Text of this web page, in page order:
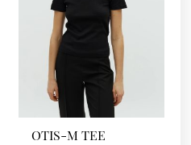
OTIS-M TEE